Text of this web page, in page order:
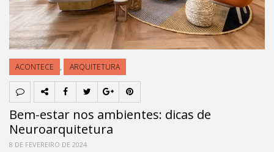
ACONTECE , ARQUITETURA
Bem-estar nos ambientes: dicas de
Neuroarquitetura
8 DE FEVEREIRO DE 2024